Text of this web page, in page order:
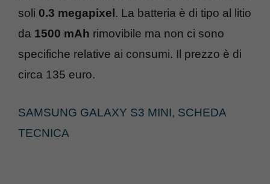
soli 0.3 megapixel . La batteria è di tipo al litio
da 1500 mAh rimovibile ma non ci sono
specifiche relative ai consumi. Il prezzo è di
circa 135 euro.
SAMSUNG GALAXY S3 MINI, SCHEDA
TECNICA